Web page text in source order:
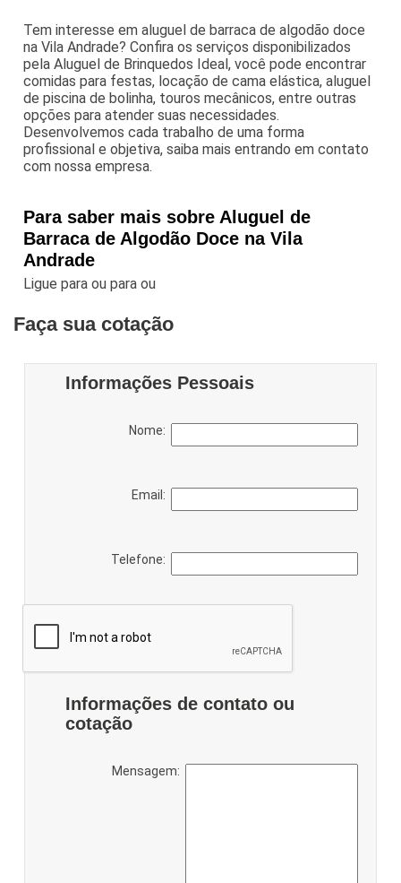
Tem interesse em aluguel de barraca de algodão doce
na Vila Andrade? Confira os serviços disponibilizados
pela Aluguel de Brinquedos Ideal, você pode encontrar
comidas para festas, locação de cama elástica, aluguel
de piscina de bolinha, touros mecânicos, entre outras
opções para atender suas necessidades.
Desenvolvemos cada trabalho de uma forma
profissional e objetiva, saiba mais entrando em contato
com nossa empresa.
Para saber mais sobre Aluguel de
Barraca de Algodão Doce na Vila
Andrade
Ligue paraou paraou
Faça sua cotação
Informações Pessoais
Nome:
Email:
Telefone:
Informações de contato ou
cotação
Mensagem: